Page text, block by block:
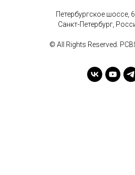
Петербургское шоссе,
Санкт-Петербург,
© All Rights Reserved.